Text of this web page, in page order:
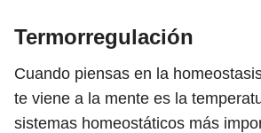
Termorregulación
Cuando piensas en la
te viene a la mente es la
sistemas homeostáticos más